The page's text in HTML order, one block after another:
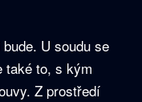
U soudu se
také to, s kým
Z prostředí